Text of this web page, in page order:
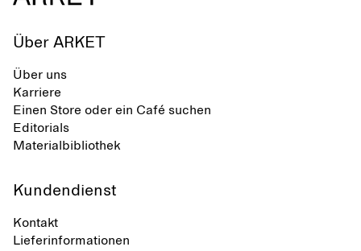
Über ARKET
Über uns
Karriere
Einen Store oder ein Café suchen
Editorials
Materialbibliothek
Kundendienst
Kontakt
Lieferinformationen